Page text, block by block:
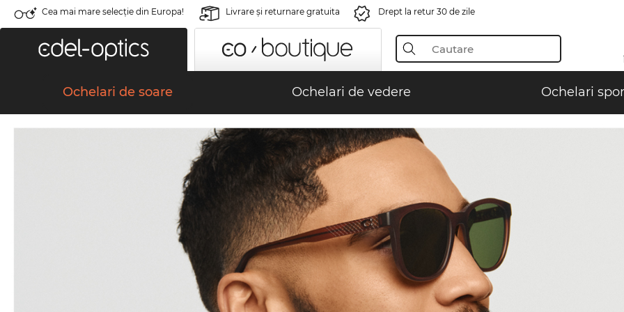
Cea mai mare selecție din Europa! Livrare şi returnare gratuita Drept la retur 30 de zile
Ochelari de soare Ochelari de vedere Ochelari